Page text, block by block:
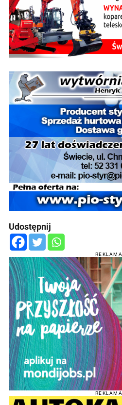
Udostępnij
REKLAMA
REKLAMA